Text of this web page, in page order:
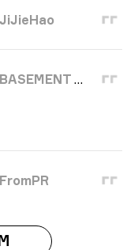
JiJieHao
BASEMENT BOYS
FromPR